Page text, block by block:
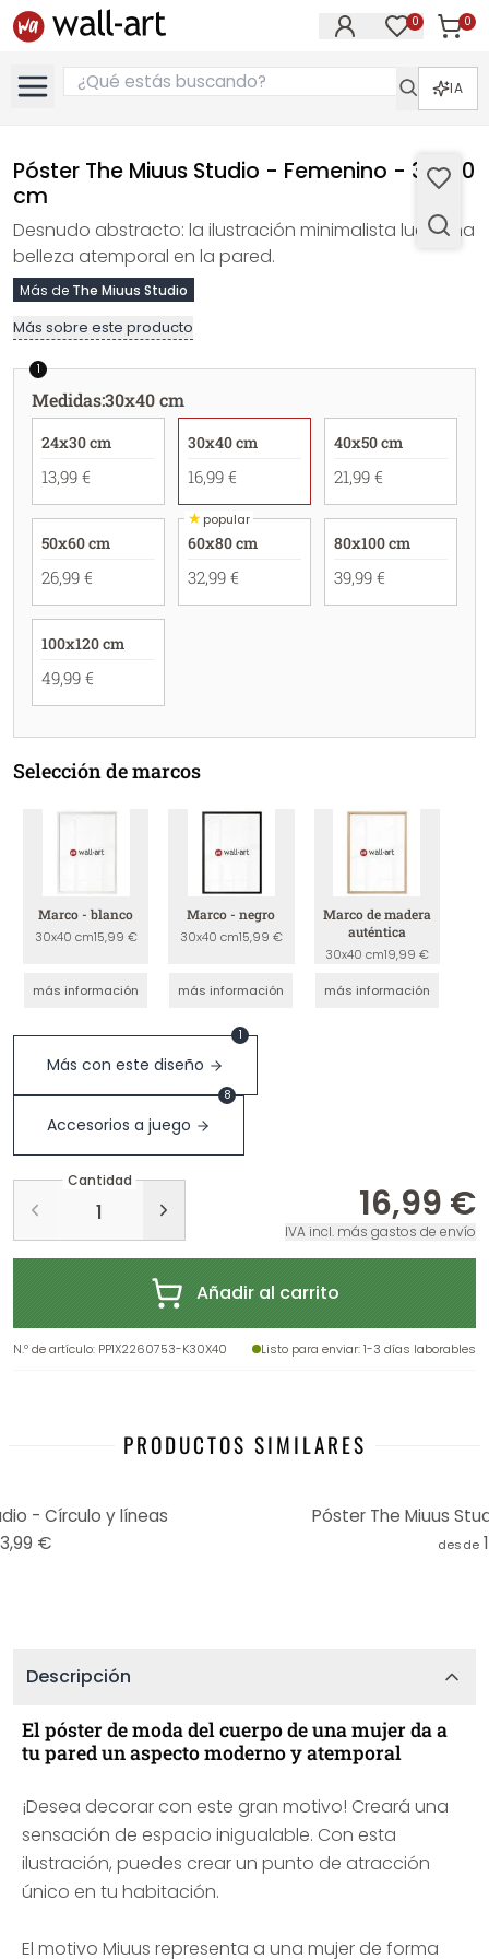
0 0
IA
Póster The Miuus Studio - Femenino - 30x40
cm
Desnudo abstracto: la ilustración minimalista luce una
belleza atemporal en la pared.
Más de The Miuus Studio
Más sobre este producto
1
Medidas:30x40 cm
24x30 cm
13,99 €
30x40 cm
16,99 €
40x50 cm
21,99 €
50x60 cm
26,99 €
★popular
60x80 cm
32,99 €
80x100 cm
39,99 €
100x120 cm
49,99 €
Selección de marcos
Marco - blanco
30x40 cm15,99 €
más información
Marco - negro
30x40 cm15,99 €
más información
Marco de madera
auténtica
30x40 cm19,99 €
más información
Más con este diseño
1
Accesorios a juego
8
Cantidad
16,99 €
IVA incl. más gastos de envío
Añadir al carrito
N.º de artículo: PP1X2260753-K30X40 Listo para enviar: 1-3 días laborables
PRODUCTOS SIMILARES
- Círculo y líneas
€
Póster The Miuus
desde
Descripción
El póster de moda del cuerpo de una mujer da a
tu pared un aspecto moderno y atemporal
¡Desea decorar con este gran motivo! Creará una
sensación de espacio inigualable. Con esta
ilustración, puedes crear un punto de atracción
único en tu habitación.
El motivo Miuus representa a una mujer de forma